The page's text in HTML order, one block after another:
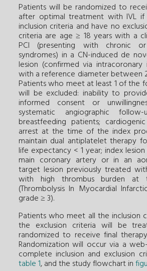
Patients will be randomized to
after optimal treatment with IVL
inclusion criteria and have no
criteria are age ≥ 18 years with a
PCI (presenting with chronic
syndromes) in a CN-induced de
lesion (confirmed via intracoronary
with a reference diameter between
Patients who meet at least 1 of the
will be excluded: inability to
informed consent or
systematic angiographic
breastfeeding patients;
arrest at the time of the index
maintain dual antiplatelet therapy
life expectancy < 1 year; index
main coronary artery or in an
target lesion previously treated
with high thrombus burden
(Thrombolysis In Myocardial
grade ≥ 3).
Patients who meet all the inclusion
the exclusion criteria will be
randomized to receive final
Randomization will occur via a
complete inclusion and exclusion
table 1, and the study flowchart in